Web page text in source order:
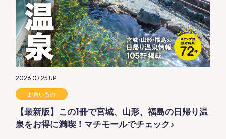
2026.07.25 UP
お買いもの
【最新版】この1冊で宮城、山形、福島の日帰り温
泉をお得に満喫！マチモールでチェック♪